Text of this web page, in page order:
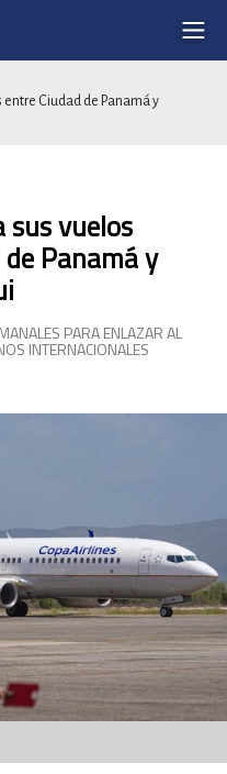
Ciudad de Panamá y
sus vuelos
Panamá y
PARA ENLAZAR AL
INTERNACIONALES